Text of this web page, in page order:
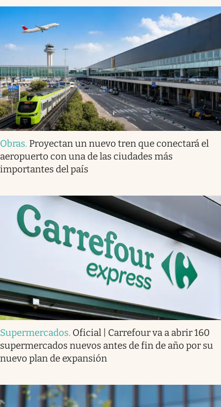
Obras. Proyectan un nuevo tren que conectará el
aeropuerto con una de las ciudades más
importantes del país
Supermercados. Oficial | Carrefour va a abrir 160
supermercados nuevos antes de fin de año por su
nuevo plan de expansión